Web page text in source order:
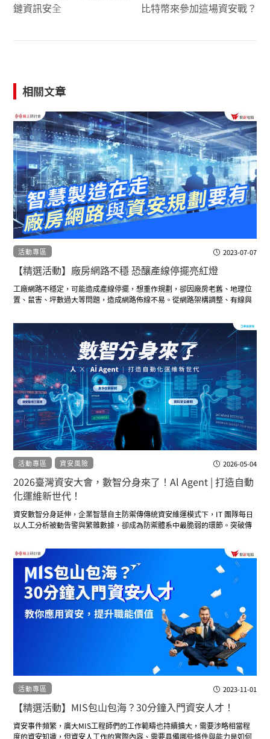
鏈資訊安全
比特幣來參加這場資安戰？
相關文章
活動專區 2023-07-07
【精選活動】廠房網路不穩 恐釀產線停擺亮紅燈
工廠網路不穩定，可能造成產線停擺，想重作規劃，卻因廠房老舊、地理位
置、鼠害、坪數過大等問題，造成網路佈線不易。從網路架構調整、有線與
這場活動報你知。
活動專區 資安風險 2026-05-04
2026臺灣資安大會，數智分身來了！Al Agent | 打造自動
化運維新世代！
資安數智分身延伸，企業智慧自主防禦傳傳統資安維運模式下，IT 團隊每日
以人工分析被動告警與繁雜數據，卻成為防禦體系中最脆弱的環節。突破傳
活動專區 2023-11-01
【精選活動】MIS包山包海？30分鐘入門資安人才！
資安事件頻繁，廣大MIS工程師們的工作範疇也持續擴大，需要涉略相當程
度的資安知識，但資安人工作的實際內容、需要具備哪些條件與能力是如何